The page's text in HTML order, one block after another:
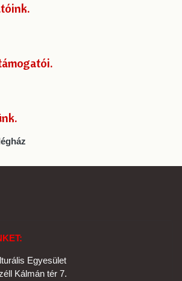
Egyesület
Kálmán tér 7.